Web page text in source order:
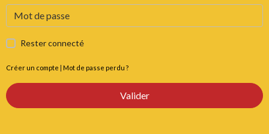
Rester connecté
Créer un compte | Mot de passe perdu ?
Valider